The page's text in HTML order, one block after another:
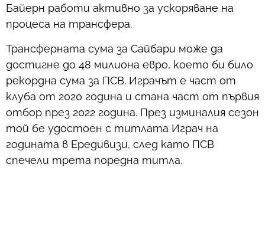
Байерн работи активно за ускоряване на
процеса на трансфера.
Трансферната сума за Сайбари може да
достигне до 48 милиона евро, което би било
рекордна сума за ПСВ. Играчът е част от
клуба от 2020 година и стана част от първия
отбор през 2022 година. През изминалия сезон
той бе удостоен с титлата Играч на
годината в Ередивизи, след като ПСВ
спечели трета поредна титла.